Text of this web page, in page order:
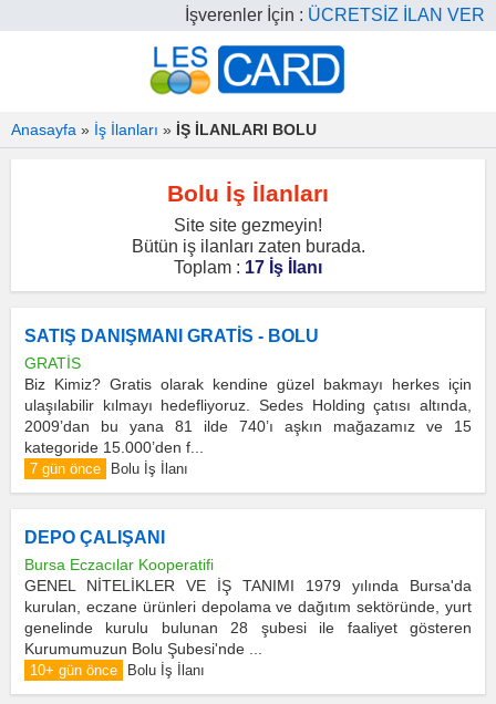
İşverenler İçin : ÜCRETSİZ İLAN VER
Anasayfa » İş İlanları » İŞ İLANLARI BOLU
Bolu İş İlanları
Site site gezmeyin!
Bütün iş ilanları zaten burada.
Toplam : 17 İş İlanı
SATIŞ DANIŞMANI GRATİS - BOLU
GRATİS
Biz Kimiz? Gratis olarak kendine güzel bakmayı herkes için
ulaşılabilir kılmayı hedefliyoruz. Sedes Holding çatısı altında,
2009’dan bu yana 81 ilde 740’ı aşkın mağazamız ve 15
kategoride 15.000’den f...
7 gün önce Bolu İş İlanı
DEPO ÇALIŞANI
Bursa Eczacılar Kooperatifi
GENEL NİTELİKLER VE İŞ TANIMI 1979 yılında Bursa'da
kurulan, eczane ürünleri depolama ve dağıtım sektöründe, yurt
genelinde kurulu bulunan 28 şubesi ile faaliyet gösteren
Kurumumuzun Bolu Şubesi'nde ...
10+ gün önce Bolu İş İlanı